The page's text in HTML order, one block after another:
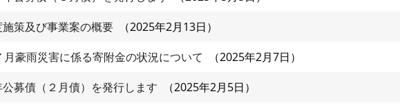
策及び事業案の概要
2025年2月13日
豪雨災害に係る寄附金の状況について
2025年2月7日
募債（２月債）を発行します
2025年2月5日